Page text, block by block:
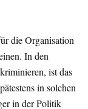
die Organisation
In den
ist das
in solchen
in der Politik